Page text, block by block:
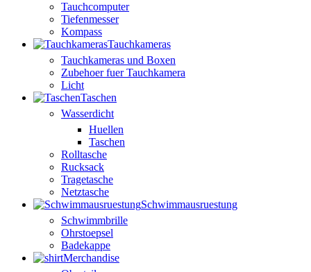
Tauchcomputer
Tiefenmesser
Kompass
Tauchkameras
Tauchkameras und Boxen
Zubehoer fuer Tauchkamera
Licht
Taschen
Wasserdicht
Huellen
Taschen
Rolltasche
Rucksack
Tragetasche
Netztasche
Schwimmausruestung
Schwimmbrille
Ohrstoepsel
Badekappe
Merchandise